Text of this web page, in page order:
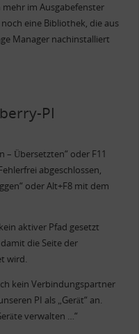
im Ausgabefenster
eine Bibliothek, die aus
Manager nachinstalliert
PI
– Übersetzten“ oder F11
abgeschlossen,
oder Alt+F8 mit dem
aktiver Pfad gesetzt
die Seite der
wird.
kein Verbindungspartner
PI als „Gerät“ an.
verwalten …“